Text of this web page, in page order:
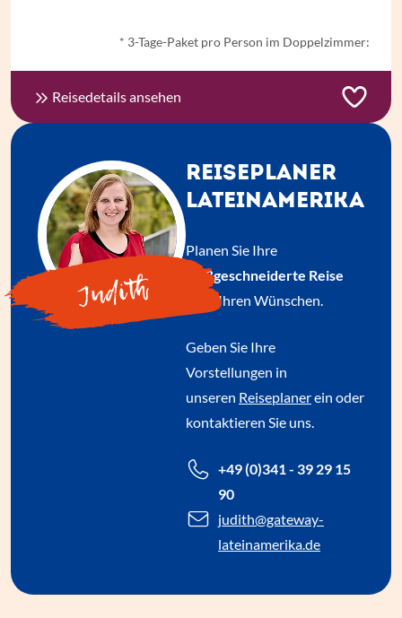
* 3-Tage-Paket pro Person im Doppelzimmer:
Reisedetails ansehen
Judith
REISEPLANER
LATEINAMERIKA
Planen Sie Ihre
maßgeschneiderte Reise
nach Ihren Wünschen.
Geben Sie Ihre
Vorstellungen in
unseren Reiseplanerein oder
kontaktieren Sie uns.
+49 (0)341 - 39 29 15
90
judith@gateway-
lateinamerika.de